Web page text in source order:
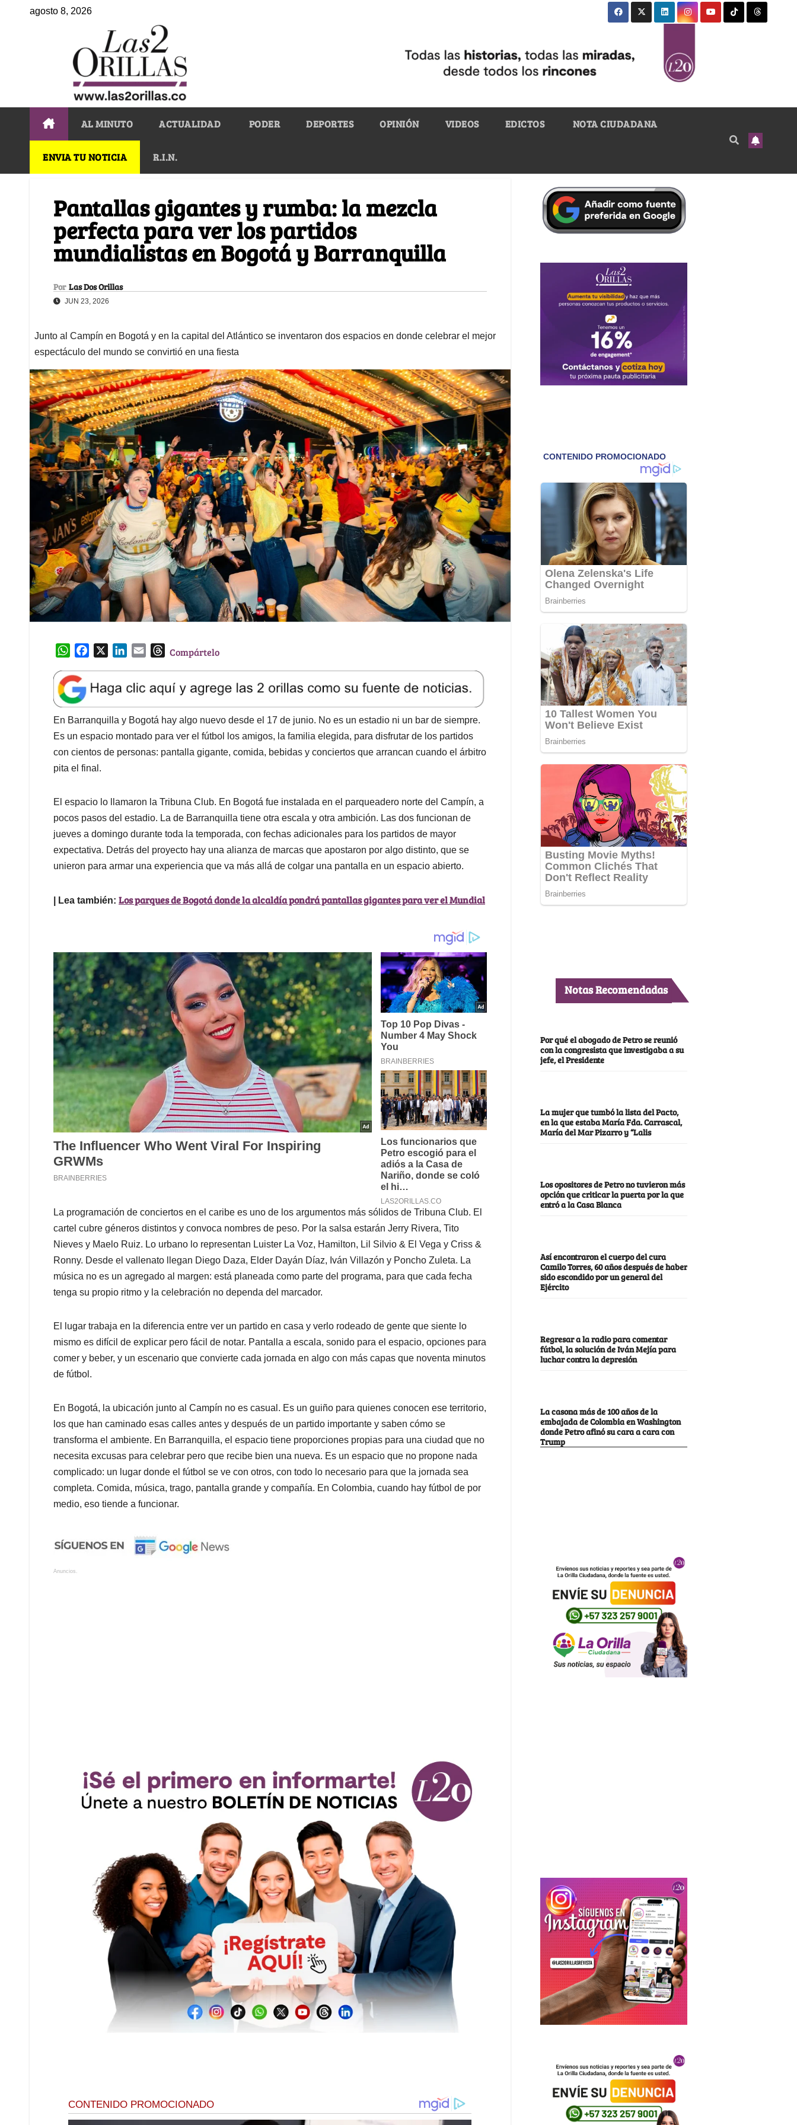
agosto 8, 2026
AL MINUTO ACTUALIDAD PODER DEPORTES OPINIÓN VIDEOS EDICTOS NOTA CIUDADANA
ENVIA TU NOTICIA R.I.N.
Pantallas gigantes y rumba: la mezcla
perfecta para ver los partidos
mundialistas en Bogotá y Barranquilla
Por Las Dos Orillas
JUN 23, 2026
Junto al Campín en Bogotá y en la capital del Atlántico se inventaron dos espacios en donde celebrar el mejor
espectáculo del mundo se convirtió en una fiesta
W
a
t
s
A
p
p
e
b
o
o
k
k
e
d
I
n
l
T
e
a
d
s
Compártelo
En Barranquilla y Bogotá hay algo nuevo desde el 17 de junio. No es un estadio ni un bar de siempre.
Es un espacio montado para ver el fútbol los amigos, la familia elegida, para disfrutar de los partidos
con cientos de personas: pantalla gigante, comida, bebidas y conciertos que arrancan cuando el árbitro
pita el final.
El espacio lo llamaron la Tribuna Club. En Bogotá fue instalada en el parqueadero norte del Campín, a
pocos pasos del estadio. La de Barranquilla tiene otra escala y otra ambición. Las dos funcionan de
jueves a domingo durante toda la temporada, con fechas adicionales para los partidos de mayor
expectativa. Detrás del proyecto hay una alianza de marcas que apostaron por algo distinto, que se
unieron para armar una experiencia que va más allá de colgar una pantalla en un espacio abierto.
| Lea también: Los parques de Bogotá donde la alcaldía pondrá pantallas gigantes para ver el Mundial
La programación de conciertos en el caribe es uno de los argumentos más sólidos de Tribuna Club. El
cartel cubre géneros distintos y convoca nombres de peso. Por la salsa estarán Jerry Rivera, Tito
Nieves y Maelo Ruiz. Lo urbano lo representan Luister La Voz, Hamilton, Lil Silvio & El Vega y Criss &
Ronny. Desde el vallenato llegan Diego Daza, Elder Dayán Díaz, Iván Villazón y Poncho Zuleta. La
música no es un agregado al margen: está planeada como parte del programa, para que cada fecha
tenga su propio ritmo y la celebración no dependa del marcador.
El lugar trabaja en la diferencia entre ver un partido en casa y verlo rodeado de gente que siente lo
mismo es difícil de explicar pero fácil de notar. Pantalla a escala, sonido para el espacio, opciones para
comer y beber, y un escenario que convierte cada jornada en algo con más capas que noventa minutos
de fútbol.
En Bogotá, la ubicación junto al Campín no es casual. Es un guiño para quienes conocen ese territorio,
los que han caminado esas calles antes y después de un partido importante y saben cómo se
transforma el ambiente. En Barranquilla, el espacio tiene proporciones propias para una ciudad que no
necesita excusas para celebrar pero que recibe bien una nueva. Es un espacio que no propone nada
complicado: un lugar donde el fútbol se ve con otros, con todo lo necesario para que la jornada sea
completa. Comida, música, trago, pantalla grande y compañía. En Colombia, cuando hay fútbol de por
medio, eso tiende a funcionar.
Anuncios.
Notas Recomendadas
Por qué el abogado de Petro se reunió
con la congresista que investigaba a su
jefe, el Presidente
La mujer que tumbó la lista del Pacto,
en la que estaba María Fda. Carrascal,
María del Mar Pizarro y “Lalis
Los opositores de Petro no tuvieron más
opción que criticar la puerta por la que
entró a la Casa Blanca
Así encontraron el cuerpo del cura
Camilo Torres, 60 años después de haber
sido escondido por un general del
Ejército
Regresar a la radio para comentar
fútbol, la solución de Iván Mejía para
luchar contra la depresión
La casona más de 100 años de la
embajada de Colombia en Washington
donde Petro afinó su cara a cara con
Trump